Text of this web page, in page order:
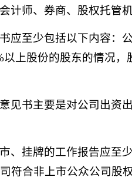
会计师、券商、股权托
应至少包括以下内容：
以上股份的股东的情况
见书主要是对公司出资
、挂牌的工作报告应至
符合非上市公众公司股